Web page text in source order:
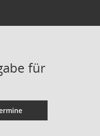
für